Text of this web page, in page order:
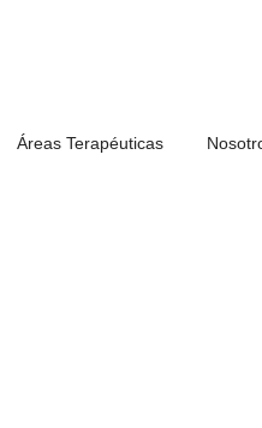
Áreas Terapéuticas